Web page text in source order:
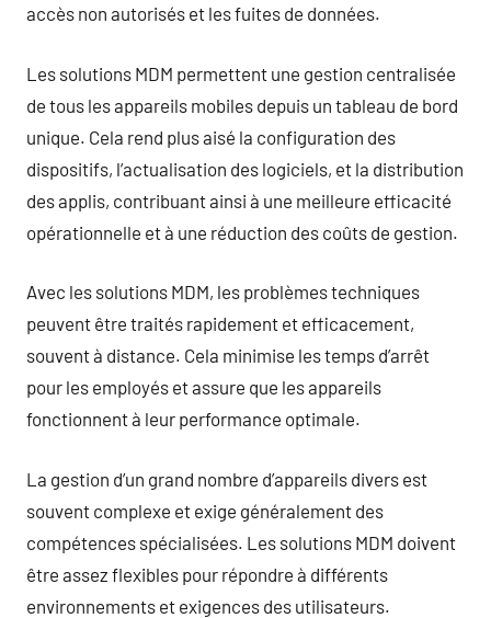
accès non autorisés et les fuites de données.
Les solutions MDM permettent une gestion centralisée
de tous les appareils mobiles depuis un tableau de bord
unique. Cela rend plus aisé la configuration des
dispositifs, l’actualisation des logiciels, et la distribution
des applis, contribuant ainsi à une meilleure efficacité
opérationnelle et à une réduction des coûts de gestion.
Avec les solutions MDM, les problèmes techniques
peuvent être traités rapidement et efficacement,
souvent à distance. Cela minimise les temps d’arrêt
pour les employés et assure que les appareils
fonctionnent à leur performance optimale.
La gestion d’un grand nombre d’appareils divers est
souvent complexe et exige généralement des
compétences spécialisées. Les solutions MDM doivent
être assez flexibles pour répondre à différents
environnements et exigences des utilisateurs.